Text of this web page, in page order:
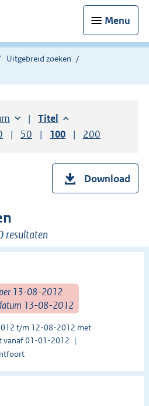
Menu
Uitgebreid zoeken
op:
aflopendSorteer op:
Titel aflopend
per pagina
resultaten per pagina
Toon
50 resultaten per pagina
Toon
100 resultaten per
Toon
200
Download
resultaten
13-08-2012
13-08-2012
t/m 12-08-2012 met
vanaf 01-01-2012